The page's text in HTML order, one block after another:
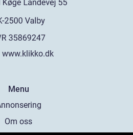
www.klikko.dk
Menu
Om oss